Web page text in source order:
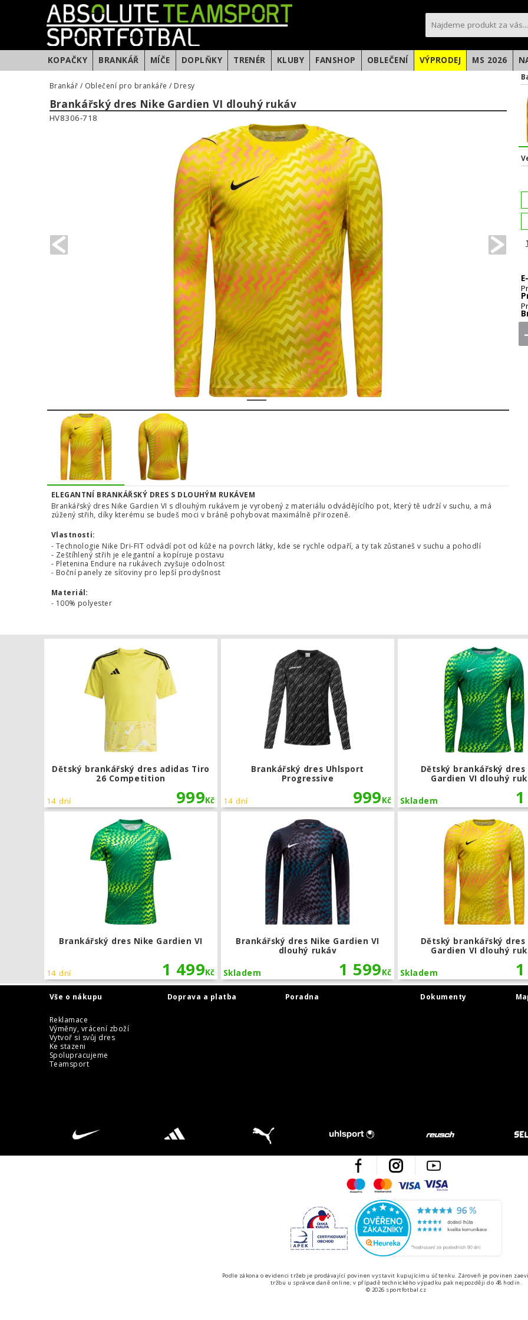
KOPAČKY BRANKÁŘ MÍČE DOPLŇKY TRENÉR KLUBY FANSHOP OBLEČENÍ VÝPRODEJ MS 2026
Brankář / Oblečení pro brankáře / Dresy
Brankářský dres Nike Gardien VI dlouhý rukáv
PREVIOUS
1 2
HV8306-718
ELEGANTNÍ BRANKÁŘSKÝ DRES S DLOUHÝM RUKÁVEM
Brankářský dres Nike Gardien VI s dlouhým rukávem je vyrobený z materiálu odvádějícího pot, který tě udrží v suchu, a má
zúžený střih, díky kterému se budeš moci v bráně pohybovat maximálně přirozeně.
Vlastnosti:
- Technologie Nike Dri-FIT odvádí pot od kůže na povrch látky, kde se rychle odpaří, a ty tak zůstaneš v suchu a pohodlí
- Zeštíhlený střih je elegantní a kopíruje postavu
- Pletenina Endure na rukávech zvyšuje odolnost
- Boční panely ze síťoviny pro lepší prodyšnost
Materiál:
- 100% polyester
Dětský brankářský dres adidas Tiro
26 Competition
999Kč
14 dní
Brankářský dres Uhlsport
Progressive
999Kč
14 dní
Dětský brankářský dres
Gardien VI dlouhý
Skladem
Brankářský dres Nike Gardien VI
1 499Kč
14 dní
Brankářský dres Nike Gardien VI
dlouhý rukáv
1 599Kč
Skladem
Dětský brankářský dres
Gardien VI dlouhý
Skladem
Vše o nákupu Doprava a platba Poradna
Reklamace
Výměny, vrácení zboží
Vytvoř si svůj dres
Ke stazeni
Spolupracujeme
Teamsport
Dokumenty
Facebook Instagram
MaestroMastercard
Visa
Česká kvalita
Podle zákona o evidenci tržeb je prodávající povinen vystavit kupujícímu účtenku. Zároveň je povinen
tržbu u správce daně online; v případě technického výpadku pak nejpozději do 48 hodin.
© 2026 sportfotbal.cz